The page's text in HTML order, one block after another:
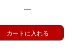
—
カートに入れる